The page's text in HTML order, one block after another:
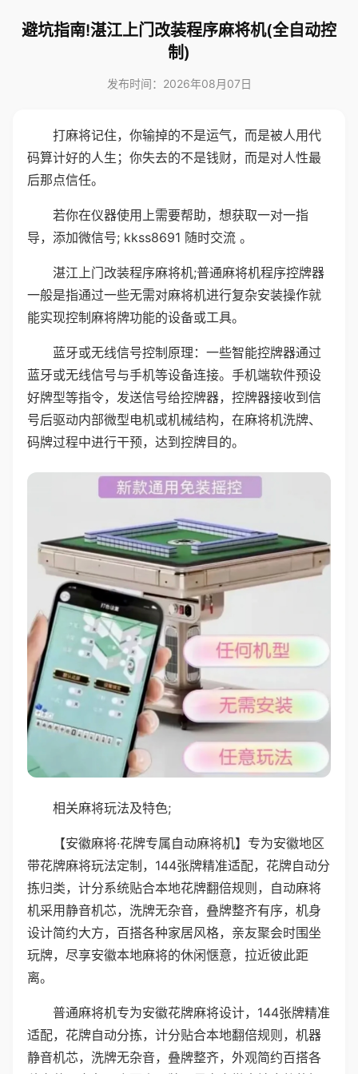
避坑指南!湛江上门改装程序麻将机(全自动控
制)
发布时间：2026年08月07日
打麻将记住，你输掉的不是运气，而是被人用代
码算计好的人生；你失去的不是钱财，而是对人性最
后那点信任。
若你在仪器使用上需要帮助，想获取一对一指
导，添加微信号; kkss8691 随时交流 。
湛江上门改装程序麻将机;普通麻将机程序控牌器
一般是指通过一些无需对麻将机进行复杂安装操作就
能实现控制麻将牌功能的设备或工具。
蓝牙或无线信号控制原理：一些智能控牌器通过
蓝牙或无线信号与手机等设备连接。手机端软件预设
好牌型等指令，发送信号给控牌器，控牌器接收到信
号后驱动内部微型电机或机械结构，在麻将机洗牌、
码牌过程中进行干预，达到控牌目的。
相关麻将玩法及特色;
【安徽麻将·花牌专属自动麻将机】专为安徽地区
带花牌麻将玩法定制，144张牌精准适配，花牌自动分
拣归类，计分系统贴合本地花牌翻倍规则，自动麻将
机采用静音机芯，洗牌无杂音，叠牌整齐有序，机身
设计简约大方，百搭各种家居风格，亲友聚会时围坐
玩牌，尽享安徽本地麻将的休闲惬意，拉近彼此距
离。
普通麻将机专为安徽花牌麻将设计，144张牌精准
适配，花牌自动分拣，计分贴合本地翻倍规则，机器
静音机芯，洗牌无杂音，叠牌整齐，外观简约百搭各